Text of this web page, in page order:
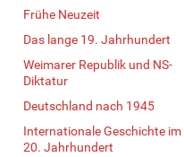
Frühe Neuzeit
Das lange 19. Jahrhundert
Weimarer Republik und NS-
Diktatur
Deutschland nach 1945
Internationale Geschichte im
20. Jahrhundert